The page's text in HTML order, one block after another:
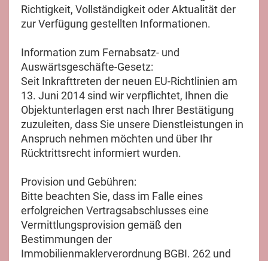
Richtigkeit, Vollständigkeit oder Aktualität der
zur Verfügung gestellten Informationen.
Information zum Fernabsatz- und
Auswärtsgeschäfte-Gesetz:
Seit Inkrafttreten der neuen EU-Richtlinien am
13. Juni 2014 sind wir verpflichtet, Ihnen die
Objektunterlagen erst nach Ihrer Bestätigung
zuzuleiten, dass Sie unsere Dienstleistungen in
Anspruch nehmen möchten und über Ihr
Rücktrittsrecht informiert wurden.
Provision und Gebühren:
Bitte beachten Sie, dass im Falle eines
erfolgreichen Vertragsabschlusses eine
Vermittlungsprovision gemäß den
Bestimmungen der
Immobilienmaklerverordnung BGBI. 262 und